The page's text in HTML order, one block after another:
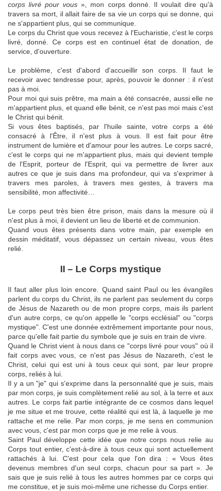
corps livré pour vous », mon corps donné. Il voulait dire qu'à
travers sa mort, il allait faire de sa vie un corps qui se donne, qui
ne s'appartient plus, qui se communique.
Le corps du Christ que vous recevez à l'Eucharistie, c'est le corps
livré, donné. Ce corps est en continuel état de donation, de
service, d'ouverture.
Le problème, c'est d'abord d'accueillir son corps. Il faut le
recevoir avec tendresse pour, après, pouvoir le donner : il n'est
pas à moi.
Pour moi qui suis prêtre, ma main a été consacrée, aussi elle ne
m'appartient plus, et quand elle bénit, ce n'est pas moi mais c'est
le Christ qui bénit.
Si vous êtes baptisés, par l'huile sainte, votre corps a été
consacré à l'Être, il n'est plus à vous. Il est fait pour être
instrument de lumière et d'amour pour les autres. Le corps sacré,
c'est le corps qui ne m'appartient plus, mais qui devient temple
de l'Esprit, porteur de l'Esprit, qui va permettre de livrer aux
autres ce que je suis dans ma profondeur, qui va s'exprimer à
travers mes paroles, à travers mes gestes, à travers ma
sensibilité, mon affectivité…
Le corps peut très bien être prison, mais dans la mesure où il
n'est plus à moi, il devient un lieu de liberté et de communion.
Quand vous êtes présents dans votre main, par exemple en
dessin méditatif, vous dépassez un certain niveau, vous êtes
relié.
II – Le Corps mystique
Il faut aller plus loin encore. Quand saint Paul ou les évangiles
parlent du corps du Christ, ils ne parlent pas seulement du corps
de Jésus de Nazareth ou de mon propre corps, mais ils parlent
d'un autre corps, ce qu'on appelle le "corps ecclésial" ou "corps
mystique". C'est une donnée extrêmement importante pour nous,
parce qu'elle fait partie du symbole que je suis en train de vivre.
Quand le Christ vient à nous dans ce "corps livré pour vous" où il
fait corps avec vous, ce n'est pas Jésus de Nazareth, c'est le
Christ, celui qui est uni à tous ceux qui sont, par leur propre
corps, reliés à lui.
Il y a un "je" qui s'exprime dans la personnalité que je suis, mais
par mon corps, je suis complètement relié au sol, à la terre et aux
autres. Le corps fait partie intégrante de ce cosmos dans lequel
je me situe et me trouve, cette réalité qui est là, à laquelle je me
rattache et me relie. Par mon corps, je me sens en communion
avec vous, c'est par mon corps que je me relie à vous.
Saint Paul développe cette idée que notre corps nous relie au
Corps tout entier, c'est-à-dire à tous ceux qui sont actuellement
rattachés à lui. C'est pour cela que l'on dira : « Vous êtes
devenus membres d'un seul corps, chacun pour sa part ». Je
sais que je suis relié à tous les autres hommes par ce corps qui
me constitue, et je suis moi-même une richesse du Corps entier.